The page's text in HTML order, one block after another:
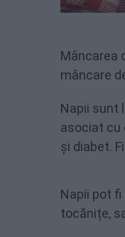
Mâncarea
mâncare
Napii sunt
asociat cu
și diabet.
Napii pot
tocănițe,